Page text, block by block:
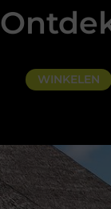
WINKELEN